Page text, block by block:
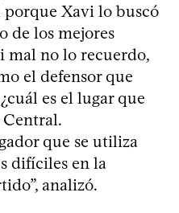
porque Xavi lo buscó
de los mejores
mal no lo recuerdo,
el defensor que
es el lugar que
que se utiliza
difíciles en la
analizó.